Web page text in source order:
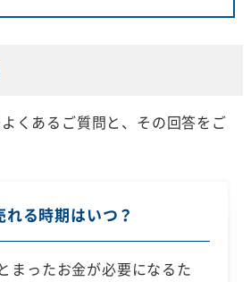
くあるご質問と、その回答をご
る時期はいつ？
まったお金が必要になるた